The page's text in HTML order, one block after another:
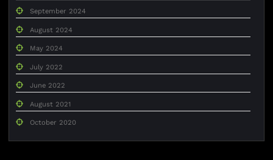
September 2024
August 2024
May 2024
July 2022
June 2022
August 2021
October 2020